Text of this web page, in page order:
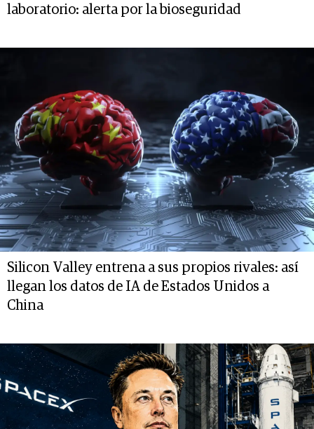
laboratorio: alerta por la bioseguridad
Silicon Valley entrena a sus propios rivales: así
llegan los datos de IA de Estados Unidos a
China